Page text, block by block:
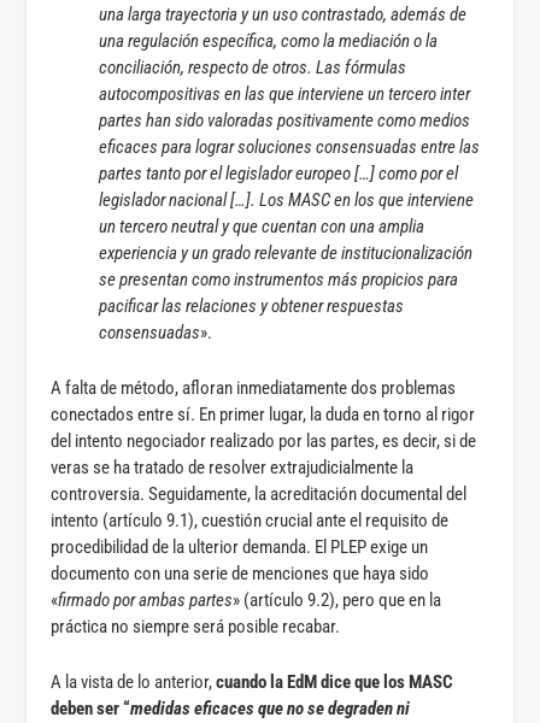
una larga trayectoria y un uso contrastado, además de
una regulación específica, como la mediación o la
conciliación, respecto de otros. Las fórmulas
autocompositivas en las que interviene un tercero inter
partes han sido valoradas positivamente como medios
eficaces para lograr soluciones consensuadas entre las
partes tanto por el legislador europeo […] como por el
legislador nacional […]. Los MASC en los que interviene
un tercero neutral y que cuentan con una amplia
experiencia y un grado relevante de institucionalización
se presentan como instrumentos más propicios para
pacificar las relaciones y obtener respuestas
consensuadas».
A falta de método, afloran inmediatamente dos problemas
conectados entre sí. En primer lugar, la duda en torno al rigor
del intento negociador realizado por las partes, es decir, si de
veras se ha tratado de resolver extrajudicialmente la
controversia. Seguidamente, la acreditación documental del
intento (artículo 9.1), cuestión crucial ante el requisito de
procedibilidad de la ulterior demanda. El PLEP exige un
documento con una serie de menciones que haya sido
«firmado por ambas partes» (artículo 9.2), pero que en la
práctica no siempre será posible recabar.
A la vista de lo anterior,cuando la EdM dice que los MASC
deben ser “medidas eficaces que no se degraden ni